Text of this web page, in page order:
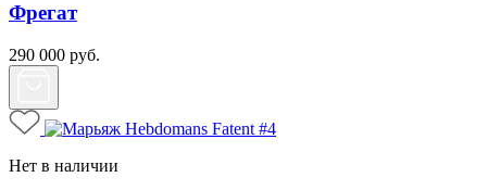
Фрегат
290 000 руб.
Нет в наличии